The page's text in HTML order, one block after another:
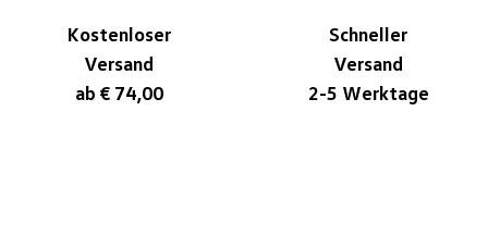
Kostenloser
Versand
ab € 74,00
Schneller
Versand
2-5 Werktage